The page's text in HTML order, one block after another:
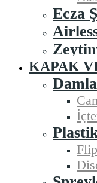
Ecza
KAPAK